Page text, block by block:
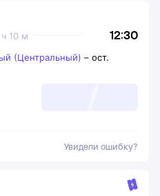
12:30
ч 10 м
(Центральный) – ост.
Увидели ошибку?